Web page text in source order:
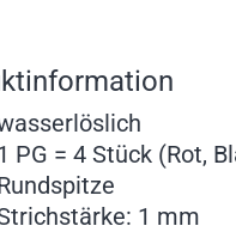
PG = 4 Stück (Rot,
1 mm